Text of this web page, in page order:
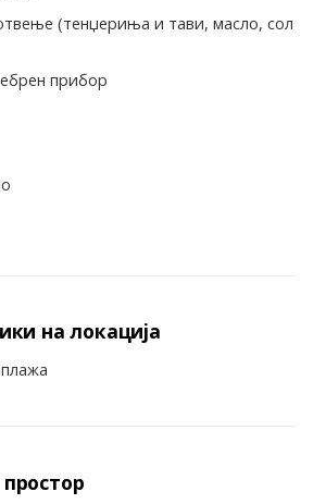
(тенџериња и тави, масло, сол
прибор
на локација